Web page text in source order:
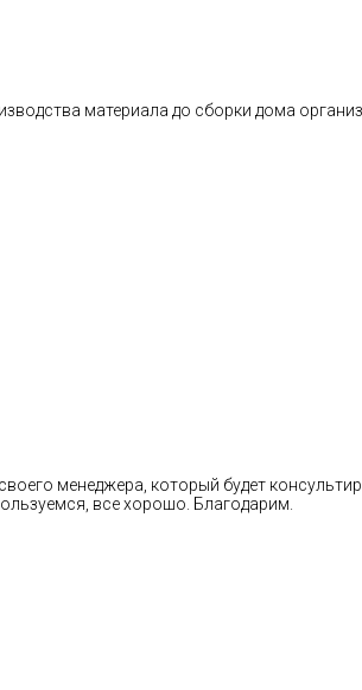
материала до сборки дома
менеджера, который будет
все хорошо. Благодарим.